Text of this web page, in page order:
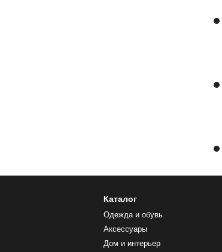
Каталог
Одежда и обувь
Аксессуары
Дом и интерьер